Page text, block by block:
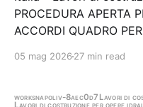
PROCEDURA APERTA
ACCORDI QUADRO
MARITTIME...
appaltante: Autorità di
05 mag 2026 27 min read
worksnapoliv-8aec0d7 Lavori di
Lavori di costruzione per opere